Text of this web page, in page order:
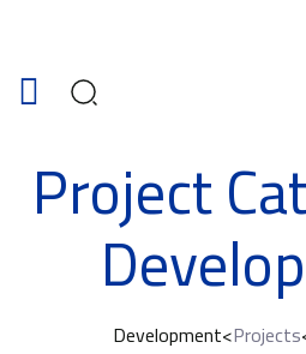
Project
Projects
>
Development